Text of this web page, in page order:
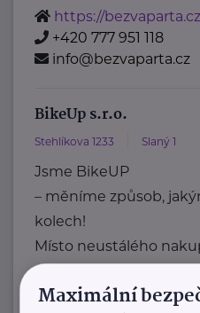
https://
+420 777 951 118
info@bezvaparta.cz
BikeUp s.r.o.
Stehlíkova 1233 Slaný 1
Jsme BikeUP
– měníme způsob,
kolech!
Místo neustálého
kol ...
Maximální